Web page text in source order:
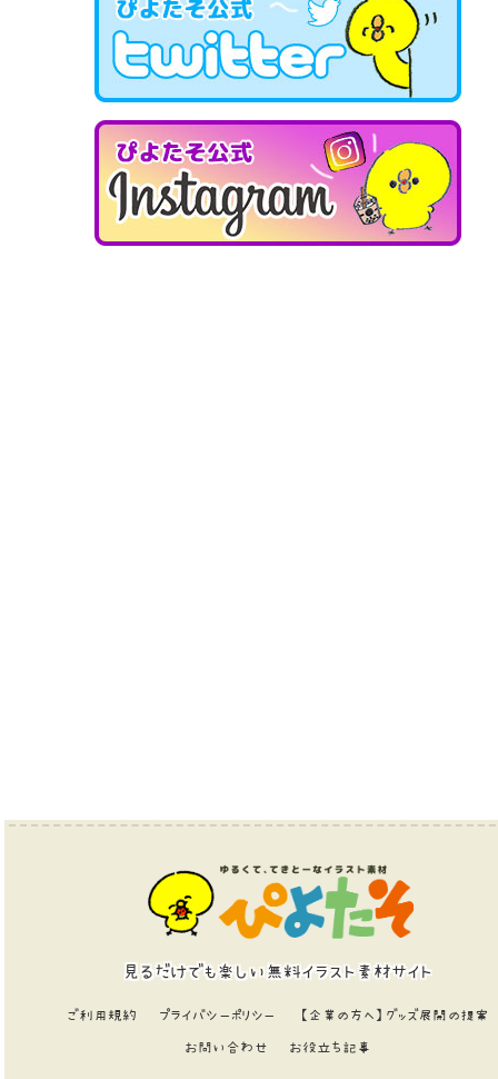
見るだけでも楽しい無料イラスト素材サイト
ご利用規約 プライバシーポリシー 【企業の方へ】グッズ展開の提案
お問い合わせ お役立ち記事